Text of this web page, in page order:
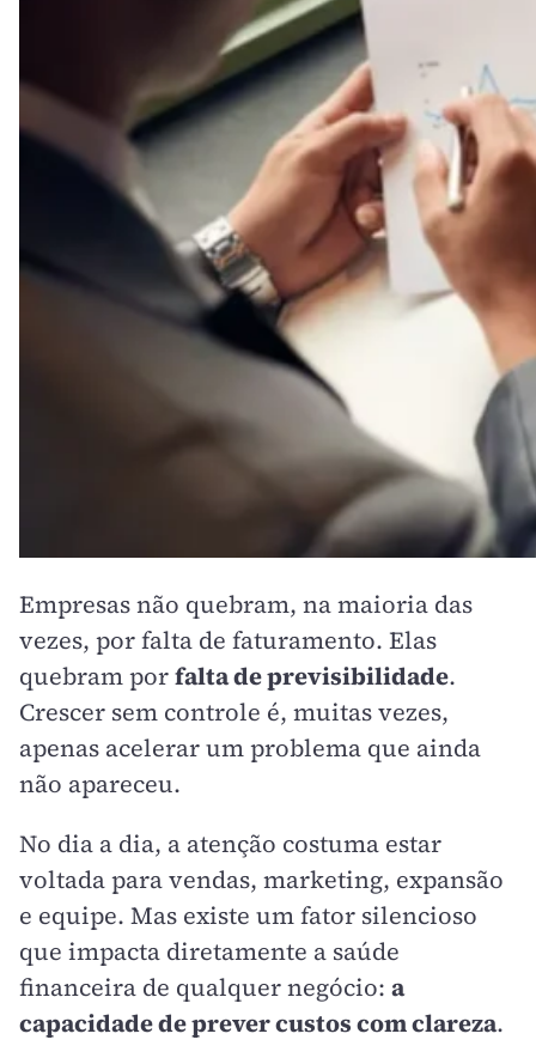
Empresas não quebram, na maioria das
vezes, por falta de faturamento. Elas
quebram porfalta de previsibilidade.
Crescer sem controle é, muitas vezes,
apenas acelerar um problema que ainda
não apareceu.
No dia a dia, a atenção costuma estar
voltada para vendas, marketing, expansão
e equipe. Mas existe um fator silencioso
que impacta diretamente a saúde
financeira de qualquer negócio: a
capacidade de prever custos com clareza.